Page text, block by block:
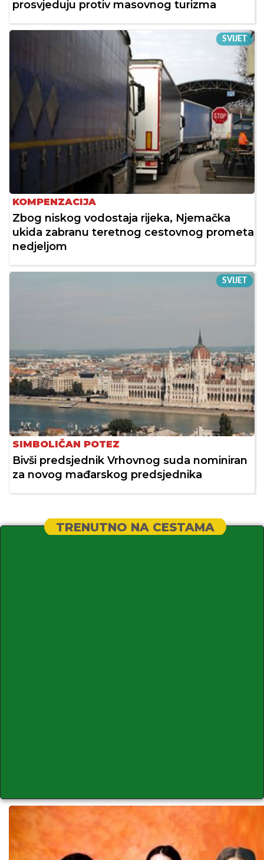
prosvjeduju protiv masovnog turizma
SVIJET
KOMPENZACIJA
Zbog niskog vodostaja rijeka, Njemačka
ukida zabranu teretnog cestovnog prometa
nedjeljom
SVIJET
SIMBOLIČAN POTEZ
Bivši predsjednik Vrhovnog suda nominiran
za novog mađarskog predsjednika
TRENUTNO NA CESTAMA